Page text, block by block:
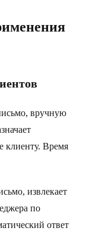
вручную
клиенту. Время
извлекает
по
ответ